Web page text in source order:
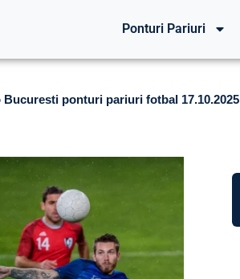
Ponturi Pariuri
Bucuresti ponturi pariuri fotbal 17.10.2025